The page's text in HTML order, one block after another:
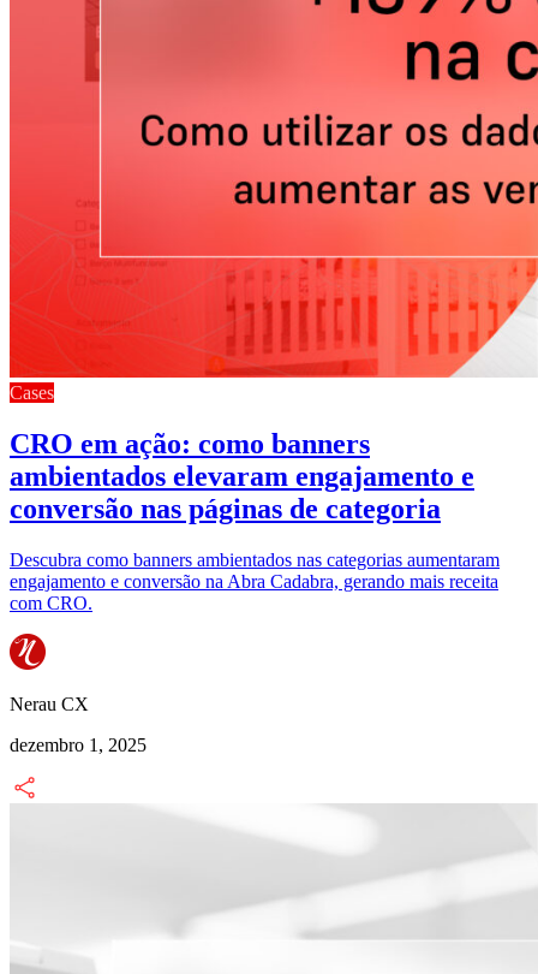
Cases
CRO em ação: como banners
ambientados elevaram engajamento e
conversão nas páginas de categoria
Descubra como banners ambientados nas categorias aumentaram
engajamento e conversão na Abra Cadabra, gerando mais receita
com CRO.
Nerau CX
dezembro 1, 2025